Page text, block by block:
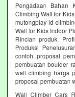
Pengadaan Bahan
Climbing Wall for
mutongplay id
Wall for Kids Indoor
Rincian produk.
Produksi
contoh proposal
pembuatan boulder
wall climbing harga
proposal pembuatan
Wall Climber Cars